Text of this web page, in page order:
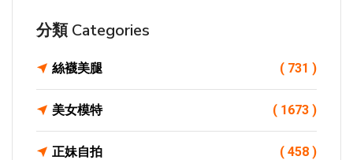
分類 Categories
絲襪美腿 ( 731 )
美女模特 ( 1673 )
正妹自拍 ( 458 )